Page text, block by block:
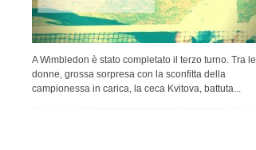
A Wimbledon è stato completato il terzo turno. Tra le
donne, grossa sorpresa con la sconfitta della
campionessa in carica, la ceca Kvitova, battuta...